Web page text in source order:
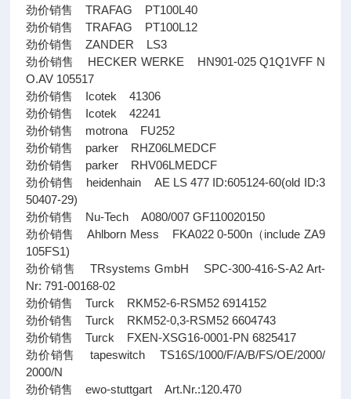
劲价销售 TRAFAG PT100L40
劲价销售 TRAFAG PT100L12
劲价销售 ZANDER LS3
劲价销售 HECKER WERKE HN901-025 Q1Q1VFF N
O.AV 105517
劲价销售 Icotek 41306
劲价销售 Icotek 42241
劲价销售 motrona FU252
劲价销售 parker RHZ06LMEDCF
劲价销售 parker RHV06LMEDCF
劲价销售 heidenhain AE LS 477 ID:605124-60(old ID:3
50407-29)
劲价销售 Nu-Tech A080/007 GF110020150
劲价销售 Ahlborn Mess FKA022 0-500n（include ZA9
105FS1)
劲价销售 TRsystems GmbH SPC-300-416-S-A2 Art-
Nr: 791-00168-02
劲价销售 Turck RKM52-6-RSM52 6914152
劲价销售 Turck RKM52-0,3-RSM52 6604743
劲价销售 Turck FXEN-XSG16-0001-PN 6825417
劲价销售 tapeswitch TS16S/1000/F/A/B/FS/OE/2000/
2000/N
劲价销售 ewo-stuttgart Art.Nr.:120.470